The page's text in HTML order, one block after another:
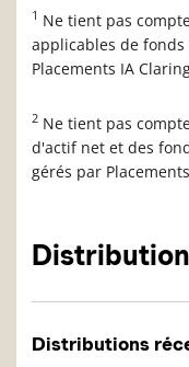
1 Ne tient pas
applicables de
Placements IA
2 Ne tient pas
d'actif net et des
gérés par
Distributions